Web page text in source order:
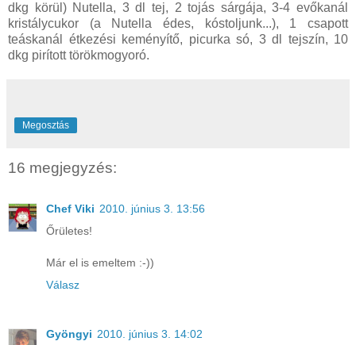
dkg körül) Nutella, 3 dl tej, 2 tojás sárgája, 3-4 evőkanál
kristálycukor (a Nutella édes, kóstoljunk...), 1 csapott
teáskanál étkezési keményítő, picurka só, 3 dl tejszín, 10
dkg pirított törökmogyoró.
Megosztás
16 megjegyzés:
Chef Viki 2010. június 3. 13:56
Őrületes!
Már el is emeltem :-))
Válasz
Gyöngyi 2010. június 3. 14:02